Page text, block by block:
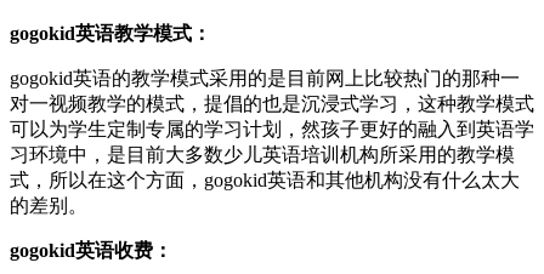
gogokid英语教学模式：
gogokid英语的教学模式采用的是目前网上比较热门的那种一
对一视频教学的模式，提倡的也是沉浸式学习，这种教学模式
可以为学生定制专属的学习计划，然孩子更好的融入到英语学
习环境中，是目前大多数少儿英语培训机构所采用的教学模
式，所以在这个方面，gogokid英语和其他机构没有什么太大
的差别。
gogokid英语收费：